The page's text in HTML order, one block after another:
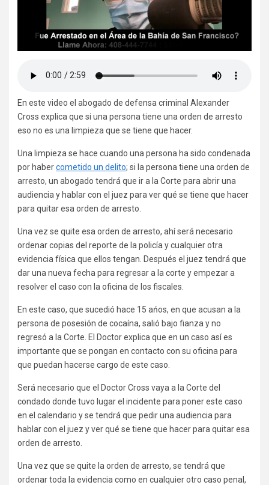
En este video el abogado de defensa criminal Alexander
Cross explica que si una persona tiene una orden de arresto
eso no es una limpieza que se tiene que hacer.
Una limpieza se hace cuando una persona ha sido condenada
por habercometido un delito; si la persona tiene una orden de
arresto, un abogado tendrá que ir a la Corte para abrir una
audiencia y hablar con el juez para ver qué se tiene que hacer
para quitar esa orden de arresto.
Una vez se quite esa orden de arresto, ahí será necesario
ordenar copias del reporte de la policía y cualquier otra
evidencia física que ellos tengan. Después el juez tendrá que
dar una nueva fecha para regresar a la corte y empezar a
resolver el caso con la oficina de los fiscales.
En este caso, que sucedió hace 15 ańos, en que acusan a la
persona de posesión de cocaína, salió bajo fianza y no
regresó a la Corte. El Doctor explica que en un caso así es
importante que se pongan en contacto con su oficina para
que puedan hacerse cargo de este caso.
Será necesario que el Doctor Cross vaya a la Corte del
condado donde tuvo lugar el incidente para poner este caso
en el calendario y se tendrá que pedir una audiencia para
hablar con el juez y ver qué se tiene que hacer para quitar esa
orden de arresto.
Una vez que se quite la orden de arresto, se tendrá que
ordenar toda la evidencia como en cualquier otro caso penal,